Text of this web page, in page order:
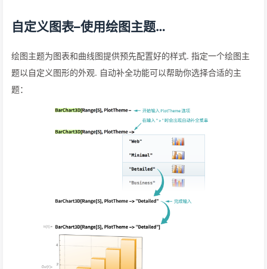
自定义图表–使用绘图主题…
绘图主题为图表和曲线图提供预先配置好的样式. 指定一个绘图主
题以自定义图形的外观. 自动补全功能可以帮助你选择合适的主
题：